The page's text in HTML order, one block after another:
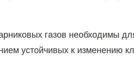
газов необходимы
устойчивых к изменению